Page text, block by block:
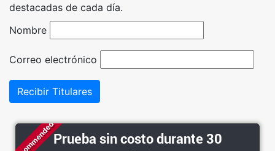
destacadas de cada día.
Nombre
Correo electrónico
Recibir Titulares
RecommendedPrueba sin costo durante 30